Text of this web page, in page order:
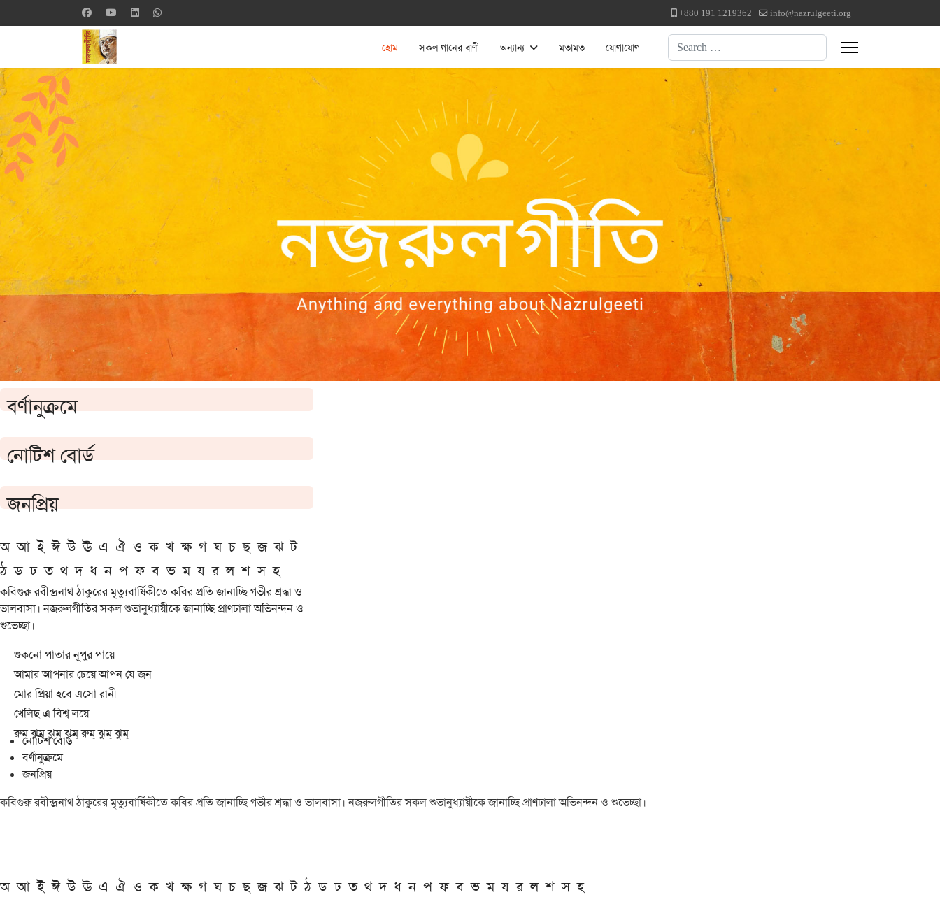
+880 191 1219362 info@nazrulgeeti.org
হোম সকল গানের বাণী অন্যান্য মতামত যোগাযোগ Search
বর্ণানুক্রমে
নোটিশ বোর্ড
জনপ্রিয়
অ আ ই ঈ উ ঊ এ ঐ ও ক খ ক্ষ গ ঘ চ ছ জ ঝ ট
ঠ ড ঢ ত থ দ ধ ন প ফ ব ভ ম য র ল শ স হ
কবিগুরু রবীন্দ্রনাথ ঠাকুরের মৃত্যুবার্ষিকীতে কবির প্রতি জানাচ্ছি গভীর শ্রদ্ধা ও
ভালবাসা। নজরুলগীতির সকল শুভানুধ্যায়ীকে জানাচ্ছি প্রাণঢালা অভিনন্দন ও
শুভেচ্ছা।
শুকনো পাতার নূপুর পায়ে
আমার আপনার চেয়ে আপন যে জন
মোর প্রিয়া হবে এসো রানী
খেলিছ এ বিশ্ব লয়ে
রুম্ ঝুম্ ঝুম্ ঝুম্ রুম্ ঝুম্ ঝুম্
নোটিশ বোর্ড
বর্ণানুক্রমে
জনপ্রিয়
কবিগুরু রবীন্দ্রনাথ ঠাকুরের মৃত্যুবার্ষিকীতে কবির প্রতি জানাচ্ছি গভীর শ্রদ্ধা ও ভালবাসা। নজরুলগীতির সকল শুভানুধ্যায়ীকে জানাচ্ছি প্রাণঢালা অভিনন্দন ও শুভেচ্ছা।
অ আ ই ঈ উ ঊ এ ঐ ও ক খ ক্ষ গ ঘ চ ছ জ ঝ ট ঠ ড ঢ ত থ দ ধ ন প ফ ব ভ ম য র ল শ স হ